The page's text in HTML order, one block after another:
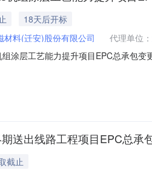
18天后开标
材料(迁安)股份有限公司 代理单位：
涂层工艺能力提升项目EPC总承包
告日期：2026年8月7日四、投标截
送出线路工程项目EPC总承
截止